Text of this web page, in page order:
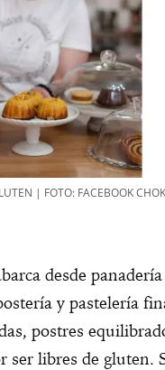
| FOTO: FACEBOOK
desde
y pastelería
postres
ser libres de gluten.